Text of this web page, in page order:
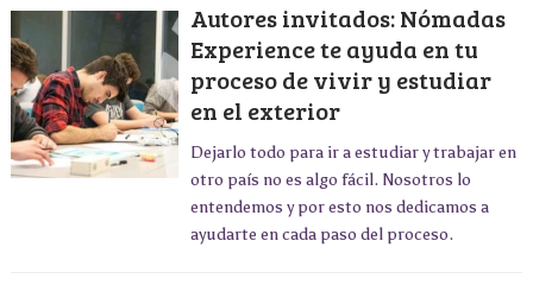
Autores invitados: Nómadas
Experience te ayuda en tu
proceso de vivir y estudiar
en el exterior
Dejarlo todo para ir a estudiar y trabajar en
otro país no es algo fácil. Nosotros lo
entendemos y por esto nos dedicamos a
ayudarte en cada paso del proceso.